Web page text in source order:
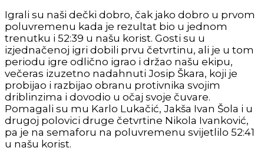
Igrali su naši dečki dobro, čak jako dobro u prvom
poluvremenu kada je rezultat bio u jednom
trenutku i 52:39 u našu korist. Gosti su u
izjednačenoj igri dobili prvu četvrtinu, ali je u tom
periodu igre odlično igrao i držao našu ekipu,
večeras izuzetno nadahnuti Josip Škara, koji je
probijao i razbijao obranu protivnika svojim
driblinzima i dovodio u očaj svoje čuvare.
Pomagali su mu Karlo Lukačić, Jakša Ivan Šola i u
drugoj polovici druge četvrtine Nikola Ivanković,
pa je na semaforu na poluvremenu svijetlilo 52:41
u našu korist.